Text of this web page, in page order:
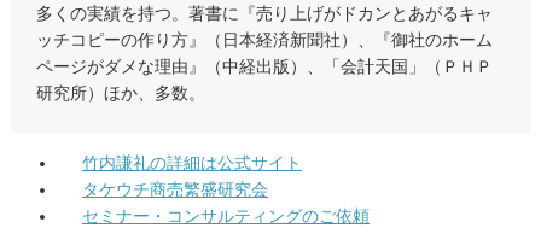
多くの実績を持つ。著書に『売り上げがドカンとあがるキャ
ッチコピーの作り方』（日本経済新聞社）、『御社のホーム
ページがダメな理由』（中経出版）、「会計天国」（ＰＨＰ
研究所）ほか、多数。
竹内謙礼の詳細は公式サイト
タケウチ商売繁盛研究会
セミナー・コンサルティングのご依頼